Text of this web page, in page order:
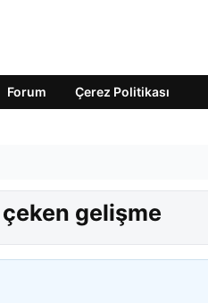
Forum Çerez Politikası
çeken gelişme